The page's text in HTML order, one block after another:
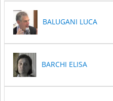
BALUGANI LUCA
BARCHI ELISA